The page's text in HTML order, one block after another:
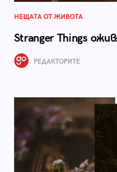
НЕЩАТА ОТ ЖИВОТА
Stranger Things
РЕДАКТОРИТЕ